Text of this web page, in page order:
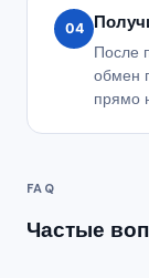
04
После
обмен
прямо
FAQ
Частые